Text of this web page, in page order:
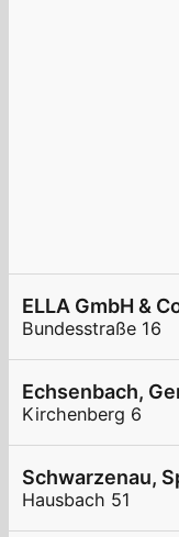
ELLA GmbH &
Bundesstraße 16
Echsenbach,
Kirchenberg 6
Schwarzenau,
Hausbach 51